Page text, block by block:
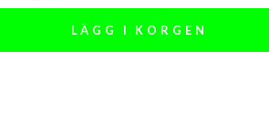
LÄGG I KORGEN